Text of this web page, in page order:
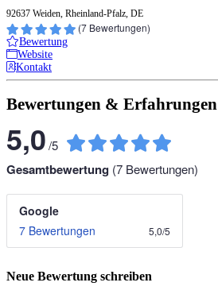
92637 Weiden, Rheinland-Pfalz, DE
(7 Bewertungen)
Bewertung
Website
Kontakt
Bewertungen & Erfahrungen
5,0/5
Gesamtbewertung (7 Bewertungen)
Google
7 Bewertungen
5,0/5
Neue Bewertung schreiben